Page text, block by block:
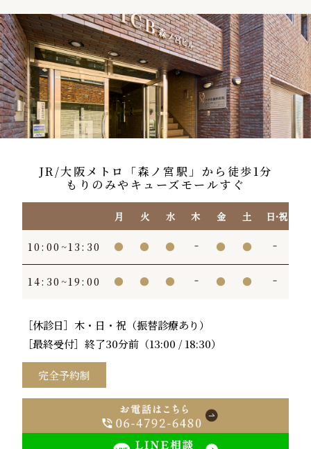
JR/大阪メトロ「森ノ宮駅」から徒歩1分
もりのみやキューズモールすぐ
月 火 水 木 金 土 日・祝
10:00~13:30 ● ● ● ● ●
14:30~19:00 ● ● ● ● ●
［休診日］木・日・祝（振替診療あり）
［最終受付］終了30分前（13:00 / 18:30）
完全予約制